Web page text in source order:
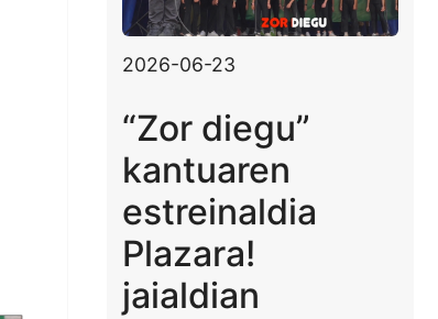
2026-06-23
“Zor diegu”
kantuaren
estreinaldia
Plazara!
jaialdian